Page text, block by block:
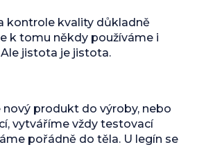
kontrole kvality důkladně
k tomu někdy používáme i
jistota je jistota.
produkt do výroby, nebo
vytváříme vždy testovací
pořádně do těla. U legín se